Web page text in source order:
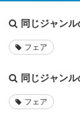
同じジャン
フェア
同じジャンル
フェア